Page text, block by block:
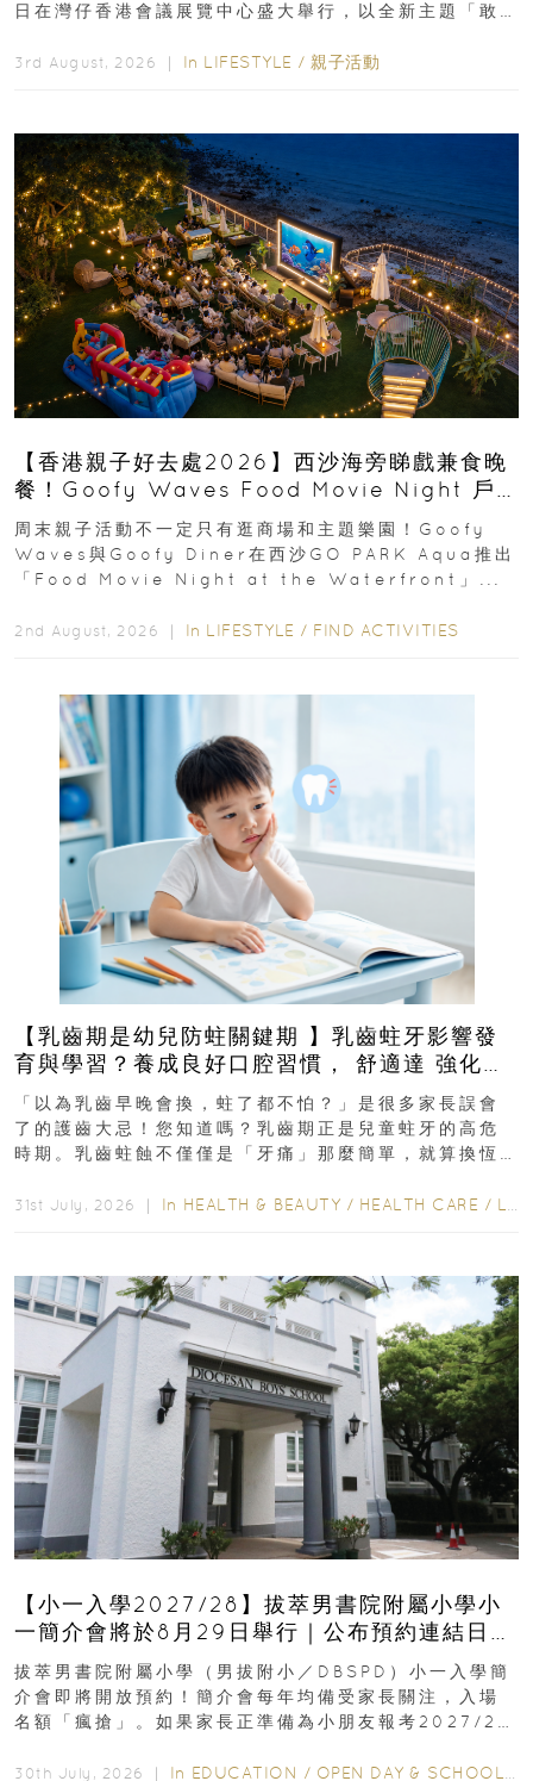
日在灣仔香港會議展覽中心盛大舉行，以全新主題「敢
3rd August, 2026 ｜ In LIFESTYLE / 親子活動
【香港親子好去處2026】西沙海旁睇戲兼食晚
餐！Goofy Waves Food Movie Night 戶
外影院逢週末登場
周末親子活動不一定只有逛商場和主題樂園！Goofy
Waves與Goofy Diner在西沙GO PARK Aqua推出
「Food Movie Night at the Waterfront」...
2nd August, 2026 ｜ In LIFESTYLE / FIND ACTIVITIES
【乳齒期是幼兒防蛀關鍵期 】乳齒蛀牙影響發
育與學習？養成良好口腔習慣， 舒適達 強化琺
瑯質 兒童牙膏防護指南
「以為乳齒早晚會換，蛀了都不怕？」是很多家長誤會
了的護齒大忌！您知道嗎？乳齒期正是兒童蛀牙的高危
時期。乳齒蛀蝕不僅僅是「牙痛」那麼簡單，就算換恆
31st July, 2026 ｜ In HEALTH & BEAUTY / HEALTH CARE / LIFESTYLE
【小一入學2027/28】拔萃男書院附屬小學小
一簡介會將於8月29日舉行｜公布預約連結日期
｜更設有網上重溫
拔萃男書院附屬小學（男拔附小／DBSPD）小一入學簡
介會即將開放預約！簡介會每年均備受家長關注，入場
名額「瘋搶」。如果家長正準備為小朋友報考2027/28
30th July, 2026 ｜ In EDUCATION / OPEN DAY & SCHOOL EVENTS